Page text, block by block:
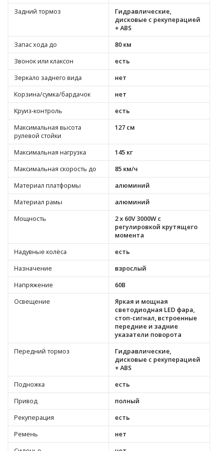
Задний тормоз
Гидравлические,
дисковые с рекуперацией
+ ABS
Запас хода до
80 км
Звонок или клаксон
есть
Зеркало заднего вида
нет
Корзина/сумка/бардачок
нет
Круиз-контроль
есть
Максимальная высота
рулевой стойки
127 см
Максимальная нагрузка
145 кг
Максимальная скорость до
85 км/ч
Материал платформы
алюминий
Материал рамы
алюминий
Мощность
2 x 60V 3000W с
регулировкой крутящего
момента
Надувные колёса
есть
Назначение
взрослый
Напряжение
60В
Освещение
Яркая и мощная
светодиодная LED фара,
стоп-сигнал, встроенные
передние и задние
указатели поворота
Передний тормоз
Гидравлические,
дисковые с рекуперацией
+ ABS
Подножка
есть
Привод
полный
Рекуперация
есть
Ремень
нет